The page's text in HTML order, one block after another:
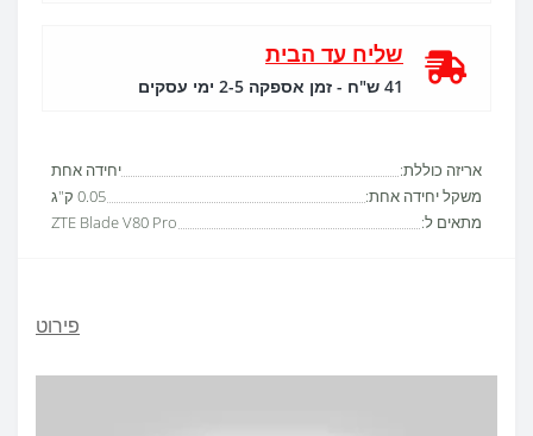
אריזה כוללת:
יחידה אחת
משקל יחידה אחת:
0.05 ק"ג
מתאים ל:
ZTE Blade V80 Pro
שליח עד הבית
41 ש"ח - זמן אספקה 2-5 ימי עסקים
פירוט